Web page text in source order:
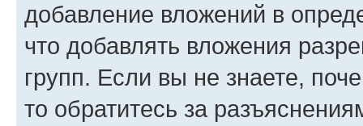
добавление вложений в
что добавлять вложения
групп. Если вы не знаете,
то обратитесь за